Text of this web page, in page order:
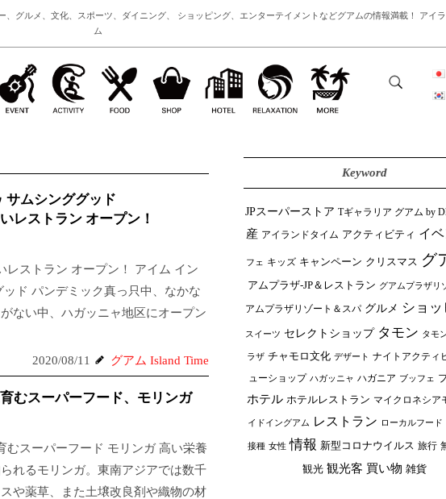
グルメ、文化、スポーツ、ダイニング、 ショッピング、エンターテイメントなどグアムの情報満載！ アイ
ム
サムシンググッド
レストラン オープン！
レストラン オープン！ アイム イン
ッド パンデミック真っ只中、なかな
ない中、ハガッニャ地区にオープン
2020/08/11
グアム Island Time
むスーパーフード、モリンガ
むスーパーフード モリンガ 高い栄養
れるモリンガ。東南アジアでは数千
や薬草、また土壌改良剤や織物の材
Keyword
JPスーパーストア Tギャラリア グアム by
産 アイランドタイム アクティビティ イベ
フェ キッズ キャンペーン クリスマス グ
アムプラザ-JP＆レストラン グアムプラザリ
アムプラザリゾート＆スパ グルメ ショ
スイーツ セレクトショップ タモン タモ
ラザ チャモロ文化 デザート ナイトアクティ
ューショップ ハガッニャ ハガニア ブッフェ
ホテル ホテルレストラン マイクロネシア
イドイングアム レストラン ローカルフード
接種 女性 情報 新型コロナウイルス 旅行
観光 観光客 買い物 雑貨